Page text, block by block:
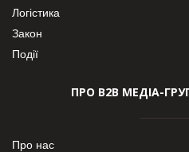
Логістика
Закон
Події
ПРО В2В МЕДІА-
Про нас